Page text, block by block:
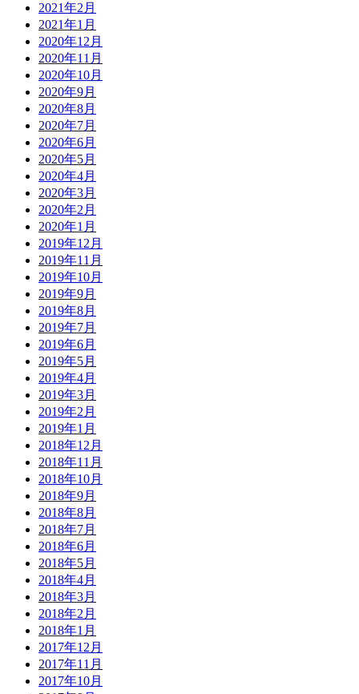
2021年2月
2021年1月
2020年12月
2020年11月
2020年10月
2020年9月
2020年8月
2020年7月
2020年6月
2020年5月
2020年4月
2020年3月
2020年2月
2020年1月
2019年12月
2019年11月
2019年10月
2019年9月
2019年8月
2019年7月
2019年6月
2019年5月
2019年4月
2019年3月
2019年2月
2019年1月
2018年12月
2018年11月
2018年10月
2018年9月
2018年8月
2018年7月
2018年6月
2018年5月
2018年4月
2018年3月
2018年2月
2018年1月
2017年12月
2017年11月
2017年10月